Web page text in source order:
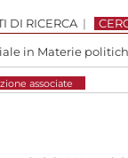
DI RICERCA |
in Materie
associate